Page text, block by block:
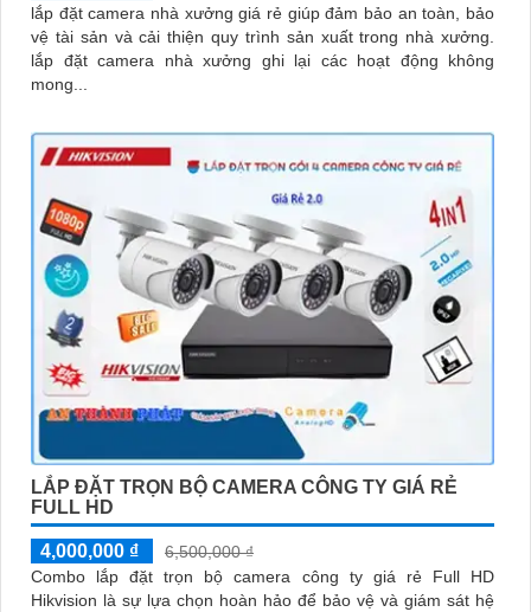
lắp đặt camera nhà xưởng giá rẻ giúp đảm bảo an toàn, bảo
vệ tài sản và cải thiện quy trình sản xuất trong nhà xưởng.
lắp đặt camera nhà xưởng ghi lại các hoạt động không
mong...
LẮP ĐẶT TRỌN BỘ CAMERA CÔNG TY GIÁ RẺ
FULL HD
4,000,000 ₫
6,500,000 ₫
Combo lắp đặt trọn bộ camera công ty giá rẻ Full HD
Hikvision là sự lựa chọn hoàn hảo để bảo vệ và giám sát hệ